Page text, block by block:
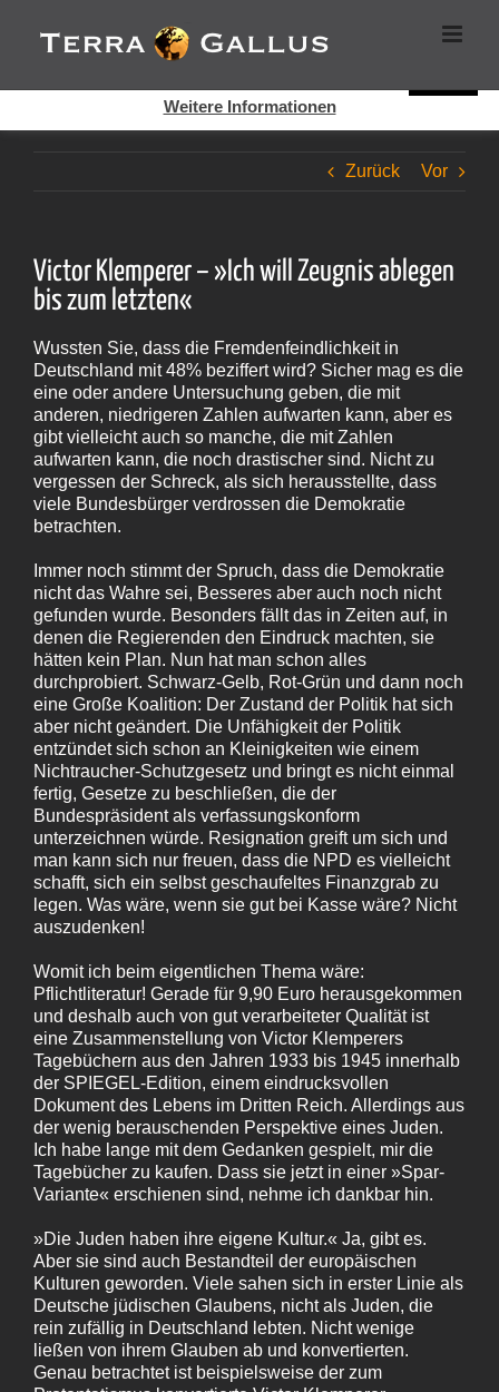
Inhalt
springen
Zurück Vor
Victor Klemperer – »Ich will Zeugnis ablegen
bis zum letzten«
Wussten Sie, dass die Fremdenfeindlichkeit in
Deutschland mit 48% beziffert wird? Sicher mag es die
eine oder andere Untersuchung geben, die mit
anderen, niedrigeren Zahlen aufwarten kann, aber es
gibt vielleicht auch so manche, die mit Zahlen
aufwarten kann, die noch drastischer sind. Nicht zu
vergessen der Schreck, als sich herausstellte, dass
viele Bundesbürger verdrossen die Demokratie
betrachten.
Immer noch stimmt der Spruch, dass die Demokratie
nicht das Wahre sei, Besseres aber auch noch nicht
gefunden wurde. Besonders fällt das in Zeiten auf, in
denen die Regierenden den Eindruck machten, sie
hätten kein Plan. Nun hat man schon alles
durchprobiert. Schwarz-Gelb, Rot-Grün und dann noch
eine Große Koalition: Der Zustand der Politik hat sich
aber nicht geändert. Die Unfähigkeit der Politik
entzündet sich schon an Kleinigkeiten wie einem
Nichtraucher-Schutzgesetz und bringt es nicht einmal
fertig, Gesetze zu beschließen, die der
Bundespräsident als verfassungskonform
unterzeichnen würde. Resignation greift um sich und
man kann sich nur freuen, dass die NPD es vielleicht
schafft, sich ein selbst geschaufeltes Finanzgrab zu
legen. Was wäre, wenn sie gut bei Kasse wäre? Nicht
auszudenken!
Womit ich beim eigentlichen Thema wäre:
Pflichtliteratur! Gerade für 9,90 Euro herausgekommen
und deshalb auch von gut verarbeiteter Qualität ist
eine Zusammenstellung von Victor Klemperers
Tagebüchern aus den Jahren 1933 bis 1945 innerhalb
der SPIEGEL-Edition, einem eindrucksvollen
Dokument des Lebens im Dritten Reich. Allerdings aus
der wenig berauschenden Perspektive eines Juden.
Ich habe lange mit dem Gedanken gespielt, mir die
Tagebücher zu kaufen. Dass sie jetzt in einer »Spar-
Variante« erschienen sind, nehme ich dankbar hin.
»Die Juden haben ihre eigene Kultur.« Ja, gibt es.
Aber sie sind auch Bestandteil der europäischen
Kulturen geworden. Viele sahen sich in erster Linie als
Deutsche jüdischen Glaubens, nicht als Juden, die
rein zufällig in Deutschland lebten. Nicht wenige
ließen von ihrem Glauben ab und konvertierten.
Genau betrachtet ist beispielsweise der zum
Cookies helfen auf auf dieser Seite bei der Bereitstellung der
Dienste. Durch die Nutzung dieser Webseite erklären Sie sich
Weitere Informationen